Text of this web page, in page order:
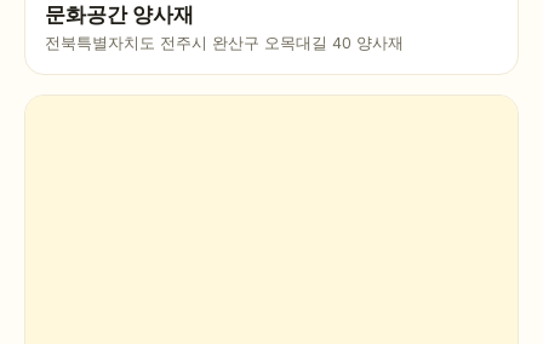
문화공간 양사재
전북특별자치도 전주시 완산구 오목대길 40 양사재